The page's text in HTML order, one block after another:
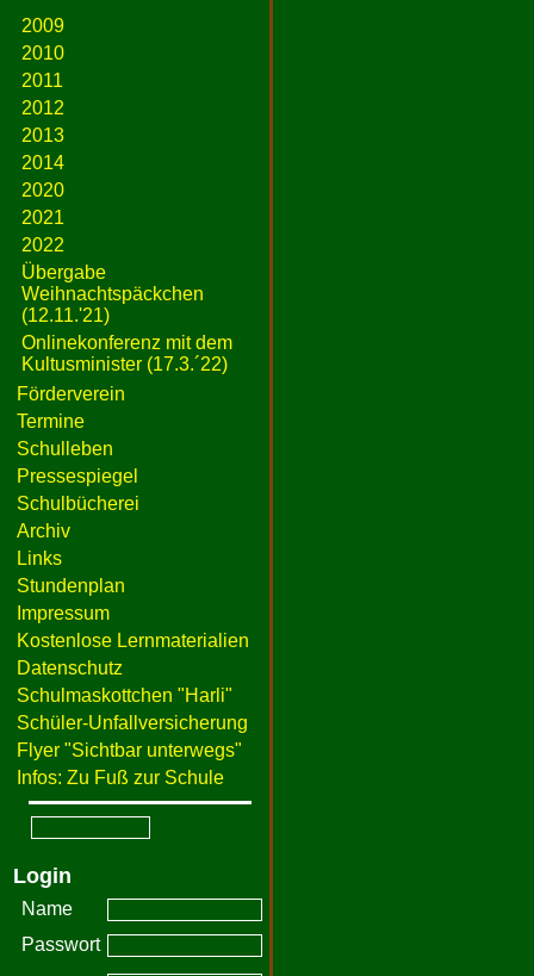
2009
2010
2011
2012
2013
2014
2020
2021
2022
Übergabe
Weihnachtspäckchen
(12.11.'21)
Onlinekonferenz mit dem
Kultusminister (17.3.´22)
Förderverein
Termine
Schulleben
Pressespiegel
Schulbücherei
Archiv
Links
Stundenplan
Impressum
Kostenlose Lernmaterialien
Datenschutz
Schulmaskottchen "Harli"
Schüler-Unfallversicherung
Flyer "Sichtbar unterwegs"
Infos: Zu Fuß zur Schule
Login
Name
Passwort